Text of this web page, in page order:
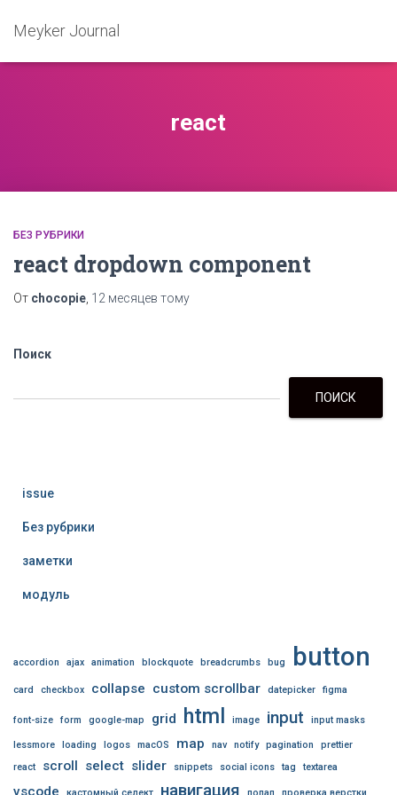
Meyker Journal
react
БЕЗ РУБРИКИ
react dropdown component
От chocopie 12 месяцев тому
Поиск
ПОИСК
issue
Без рубрики
заметки
модуль
accordion ajax animation blockquote breadcrumbs bug button
card checkbox collapse custom scrollbar datepicker figma
font-size form google-map grid html image input input masks
lessmore loading logos macOS map nav notify pagination
prettier
react
scroll select slider snippets social icons tag textarea
vscode навигация